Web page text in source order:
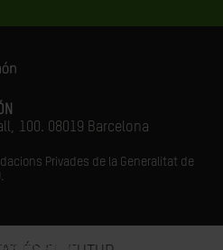
100. 08019 Barcelona
Privades de la Generalitat de